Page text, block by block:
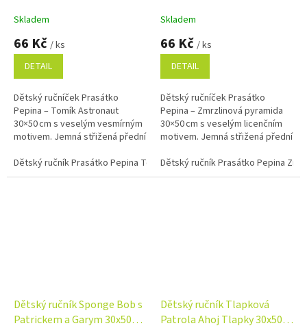
Skladem
66 Kč / ks
DETAIL
Dětský ručníček Prasátko
Pepina – Tomík Astronaut
30×50 cm s veselým vesmírným
motivem. Jemná střižená přední
100% bavlna.
Dětský ručník Prasátko Pepina Tomík Astronaut 30x50 cm
Skladem
66 Kč / ks
DETAIL
Dětský ručníček Prasátko
Pepina – Zmrzlinová pyramida
30×50 cm s veselým licenčním
motivem. Jemná střižená přední
100% bavlna.
Dětský ručník Prasátko Pepina
Dětský ručník Sponge Bob s
Patrickem a Garym 30x50
Dětský ručník Tlapková
Patrola Ahoj Tlapky 30x50